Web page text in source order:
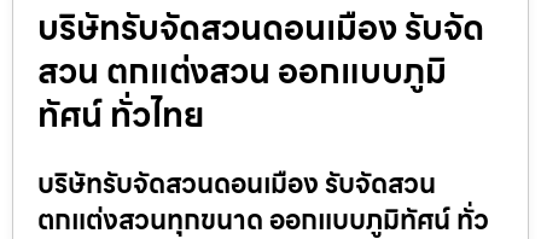
บริษัทรับจัดสวนดอนเมือง รับจัด
สวน ตกแต่งสวน ออกแบบภูมิ
ทัศน์ ทั่วไทย
บริษัทรับจัดสวนดอนเมือง รับจัดสวน
ตกแต่งสวนทุกขนาด ออกแบบภูมิทัศน์ ทั่ว